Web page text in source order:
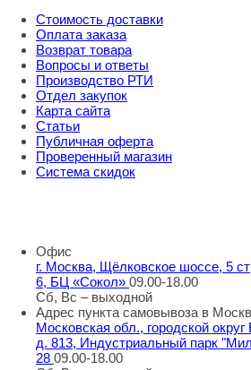
Стоимость доставки
Оплата заказа
Возврат товара
Вопросы и ответы
Производство РТИ
Отдел закупок
Карта сайта
Статьи
Публичная оферта
Проверенный магазин
Система скидок
Офис
г. Москва, Щёлковское шоссе, 5
6, БЦ «Сокол» 09.00-18.00
Сб, Вс – выходной
Адрес пункта самовывоза в
Московская обл., городской
д. 813, Индустриальный парк
28 09.00-18.00